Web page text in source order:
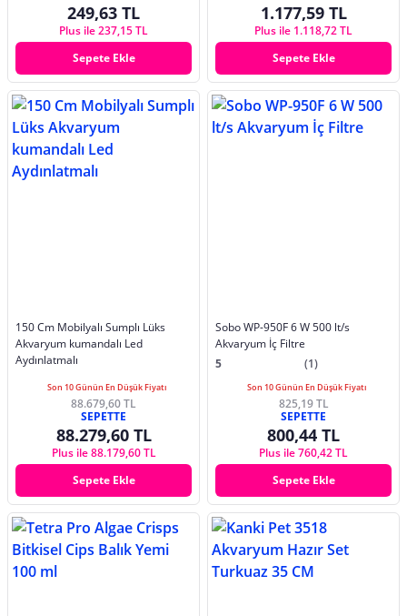
249,63 TL
Plus ile 237,15 TL
Sepete Ekle
1.177,59 TL
Plus ile 1.118,72 TL
Sepete Ekle
150 Cm Mobilyalı Sumplı Lüks
Akvaryum kumandalı Led
Aydınlatmalı
Son 10 Günün En Düşük Fiyatı
88.679,60 TL
SEPETTE
88.279,60 TL
Plus ile 88.179,60 TL
Sepete Ekle
Sobo WP-950F 6 W 500 lt/s
Akvaryum İç Filtre
5
(1)
Son 10 Günün En Düşük Fiyatı
825,19 TL
SEPETTE
800,44 TL
Plus ile 760,42 TL
Sepete Ekle